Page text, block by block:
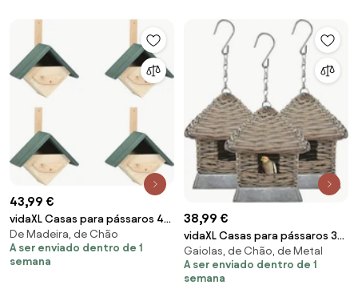
43,99 €
vidaXL Casas para pássaros 4
pcs 24x16x30 cm madeira de
abeto
De Madeira, de Chão
A ser enviado dentro de 1
semana
38,99 €
vidaXL Casas para pássaros 3
pcs vime
Gaiolas, de Chão, de Metal
A ser enviado dentro de 1
semana